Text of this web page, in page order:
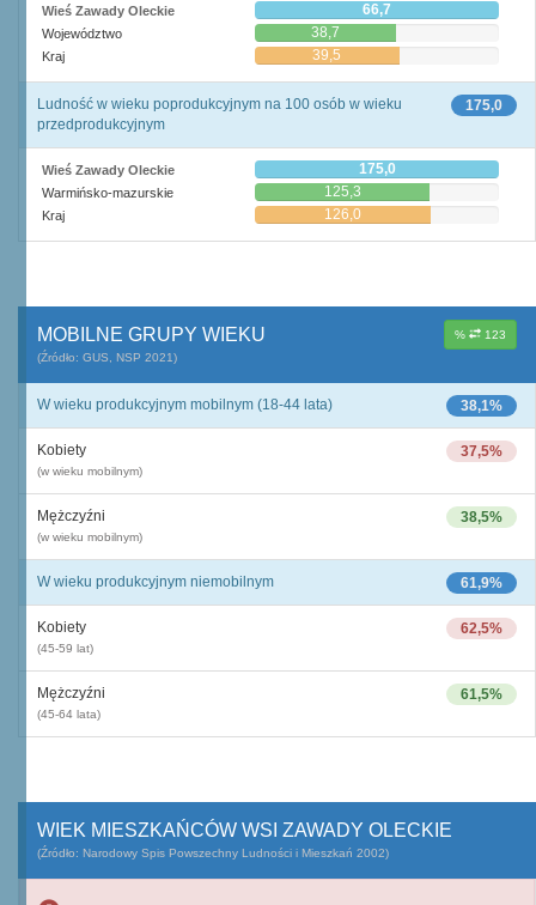
Wieś Zawady Oleckie 66,7
Województwo 38,7
Kraj 39,5
175,0
Ludność w wieku poprodukcyjnym na 100 osób w wieku
przedprodukcyjnym
Wieś Zawady Oleckie 175,0
Warmińsko-mazurskie 125,3
Kraj 126,0
% 123
MOBILNE GRUPY WIEKU
(Źródło: GUS, NSP 2021)
38,1%
W wieku produkcyjnym mobilnym (18-44 lata)
37,5%
Kobiety
(w wieku mobilnym)
38,5%
Mężczyźni
(w wieku mobilnym)
61,9%
W wieku produkcyjnym niemobilnym
62,5%
Kobiety
(45-59 lat)
61,5%
Mężczyźni
(45-64 lata)
WIEK MIESZKAŃCÓW WSI ZAWADY OLECKIE
(Źródło: Narodowy Spis Powszechny Ludności i Mieszkań 2002)